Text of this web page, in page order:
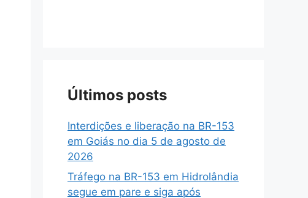
Últimos posts
Interdições e liberação na BR-153
em Goiás no dia 5 de agosto de
2026
Tráfego na BR-153 em Hidrolândia
segue em pare e siga após